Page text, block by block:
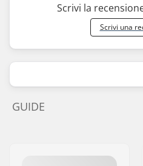
Scrivi la
Scrivi una
GUIDE